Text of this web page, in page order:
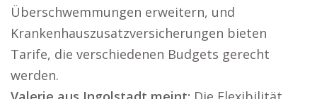
Überschwemmungen erweitern, und
Krankenhauszusatzversicherungen bieten
Tarife, die verschiedenen Budgets gerecht
werden.